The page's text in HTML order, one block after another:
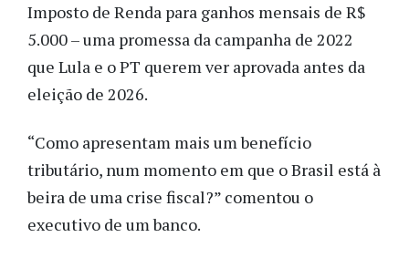
Imposto de Renda para ganhos mensais de R$
5.000 – uma promessa da campanha de 2022
que Lula e o PT querem ver aprovada antes da
eleição de 2026.
“Como apresentam mais um benefício
tributário, num momento em que o Brasil está à
beira de uma crise fiscal?” comentou o
executivo de um banco.